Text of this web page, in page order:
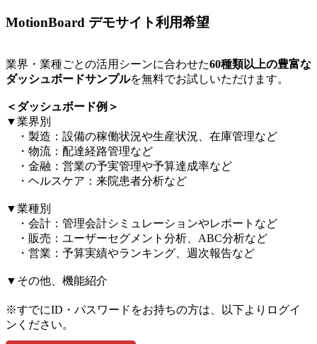
MotionBoard デモサイト利用希望
業界・業種ごとの活用シーンに合わせた60種類以上の豊富な
ダッシュボードサンプルを無料でお試しいただけます。​
＜ダッシュボード例＞​
▼業界別​
・製造：設備の稼働状況や生産状況、在庫管理など​
・物流：配達経路管理など​
・金融：営業の予実管理や予算達成率など​
・ヘルスケア：来院患者分析など​
▼業種別​
・会計：管理会計シミュレーションやレポートなど​
・販売：ユーザーセグメント分析、ABC分析など​
・営業：予算実績やランキング、週次報告など​
▼その他、機能紹介​
※すでにID・パスワードをお持ちの方は、以下よりログイ
ンください。